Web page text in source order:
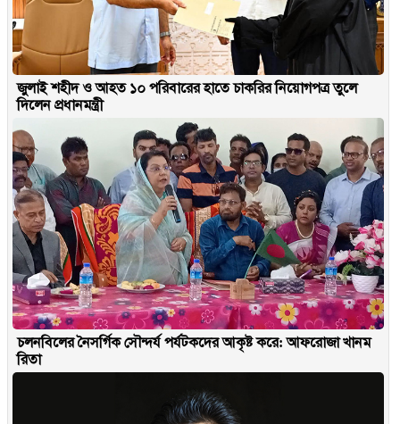
জুলাই শহীদ ও আহত ১০ পরিবারের হাতে চাকরির নিয়োগপত্র তুলে
দিলেন প্রধানমন্ত্রী
চলনবিলের নৈসর্গিক সৌন্দর্য পর্যটকদের আকৃষ্ট করে: আফরোজা খানম
রিতা